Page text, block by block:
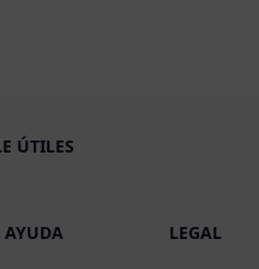
ÚTILES
AYUDA LEGAL